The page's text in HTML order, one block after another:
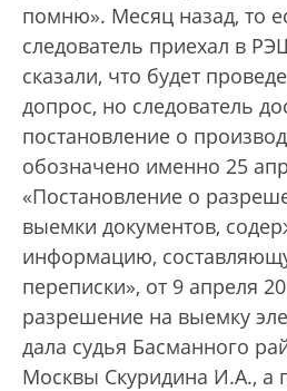
помню». Месяц назад, то
следователь приехал в
сказали, что будет
допрос, но следователь
постановление о
обозначено именно 25
«Постановление о
выемки документов,
информацию,
переписки», от 9 апреля
разрешение на выемку
дала судья Басманного
Москвы Скуридина И.А., а